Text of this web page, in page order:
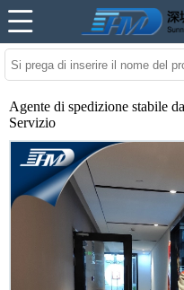
Agente di spedizione stabile
Servizio